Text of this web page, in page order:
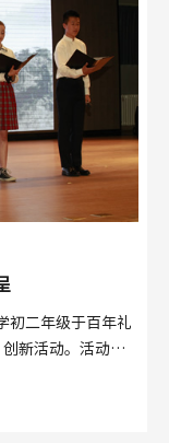
初二年级于百年礼
新活动。活动以